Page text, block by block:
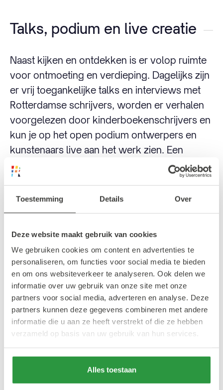
Toestemming Details Over
Deze website maakt gebruik van cookies
We gebruiken cookies om content en advertenties te
personaliseren, om functies voor social media te bieden
en om ons websiteverkeer te analyseren. Ook delen we
informatie over uw gebruik van onze site met onze
partners voor social media, adverteren en analyse. Deze
partners kunnen deze gegevens combineren met andere
informatie die u aan ze heeft verstrekt of die ze hebben
verzameld op basis van uw gebruik van hun services.
Alles toestaan
Talks, podium en live creatie
Naast kijken en ontdekken is er volop ruimte
voor ontmoeting en verdieping. Dagelijks zijn
er vrij toegankelijke talks en interviews met
Rotterdamse schrijvers, worden er verhalen
voorgelezen door kinderboekenschrijvers en
kun je op het open podium ontwerpers en
kunstenaars live aan het werk zien. Een
bijzonder onderdeel is de make-over van de
iconische Zumtobel-lampen die jarenlang in
de bibliotheek hingen. Kunstenaars geven
deze lampen een unieke nieuwe uitstraling,
dichtbij volgen.
Afscheid van een Rotterdams
icoon
Na ruim veertig jaar krijgt de Centrale
Bibliotheek een grote opknapbeurt. OBJECT
Rotterdam markeert daarmee een bijzonder
moment: een laatste blik op het gebouw
zoals we 'm kennen, voordat de renovatie